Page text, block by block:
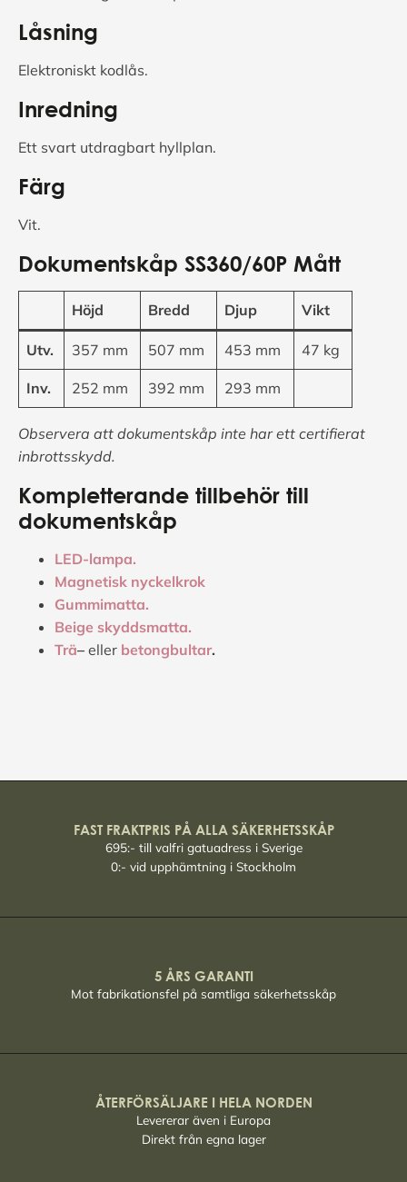
Låsning
Elektroniskt kodlås.
Inredning
Ett svart utdragbart hyllplan.
Färg
Vit.
Dokumentskåp SS360/60P Mått
Höjd Bredd Djup Vikt
Utv. 357 mm 507 mm 453 mm 47 kg
Inv. 252 mm 392 mm 293 mm
Observera att dokumentskåp inte har ett certifierat
inbrottsskydd.
Kompletterande tillbehör till
dokumentskåp
LED-lampa.
Magnetisk nyckelkrok
Gummimatta.
Beige skyddsmatta.
Trä– eller betongbultar.
FAST FRAKTPRIS PÅ ALLA SÄKERHETSSKÅP
695:- till valfri gatuadress i Sverige
0:- vid upphämtning i Stockholm
5 ÅRS GARANTI
Mot fabrikationsfel på samtliga säkerhetsskåp
ÅTERFÖRSÄLJARE I HELA NORDEN
Levererar även i Europa
Direkt från egna lager